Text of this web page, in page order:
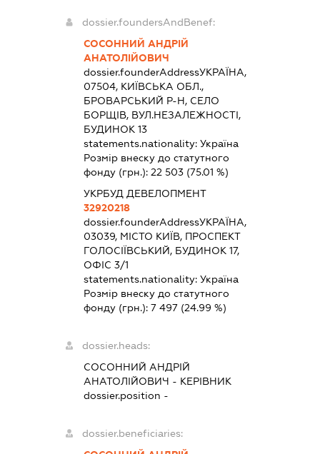
dossier.foundersAndBenef:
СОСОННИЙ АНДРІЙ
АНАТОЛІЙОВИЧ
dossier.founderAddressУКРАЇНА,
07504, КИЇВСЬКА ОБЛ.,
БРОВАРСЬКИЙ Р-Н, СЕЛО
БОРЩІВ, ВУЛ.НЕЗАЛЕЖНОСТІ,
БУДИНОК 13
statements.nationality:Україна
Розмір внеску до статутного
фонду (грн.):22 503 (75.01 %)
УКРБУД ДЕВЕЛОПМЕНТ
32920218
dossier.founderAddressУКРАЇНА,
03039, МІСТО КИЇВ, ПРОСПЕКТ
ГОЛОСІЇВСЬКИЙ, БУДИНОК 17,
ОФІС 3/1
statements.nationality:Україна
Розмір внеску до статутного
фонду (грн.):7 497 (24.99 %)
dossier.heads:
СОСОННИЙ АНДРІЙ
АНАТОЛІЙОВИЧ - КЕРІВНИК
dossier.position -
dossier.beneficiaries: